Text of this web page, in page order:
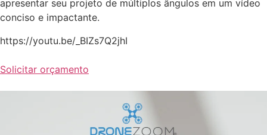
apresentar seu projeto de múltiplos ângulos em um vídeo
conciso e impactante.
https://youtu.be/_BIZs7Q2jhI
Solicitar orçamento